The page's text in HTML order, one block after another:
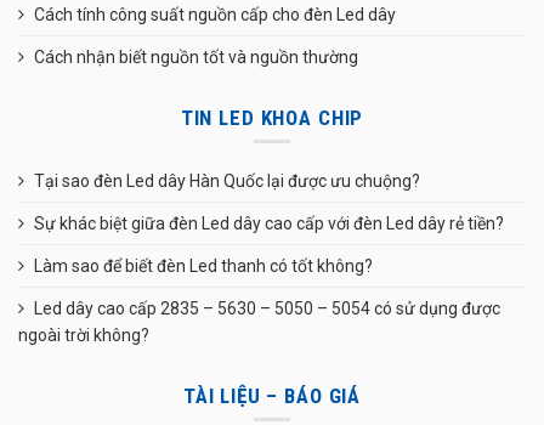
Cách tính công suất nguồn cấp cho đèn Led dây
Cách nhận biết nguồn tốt và nguồn thường
TIN LED KHOA CHIP
Tại sao đèn Led dây Hàn Quốc lại được ưu chuộng?
Sự khác biệt giữa đèn Led dây cao cấp với đèn Led dây rẻ tiền?
Làm sao để biết đèn Led thanh có tốt không?
Led dây cao cấp 2835 – 5630 – 5050 – 5054 có sử dụng được
ngoài trời không?
TÀI LIỆU – BÁO GIÁ